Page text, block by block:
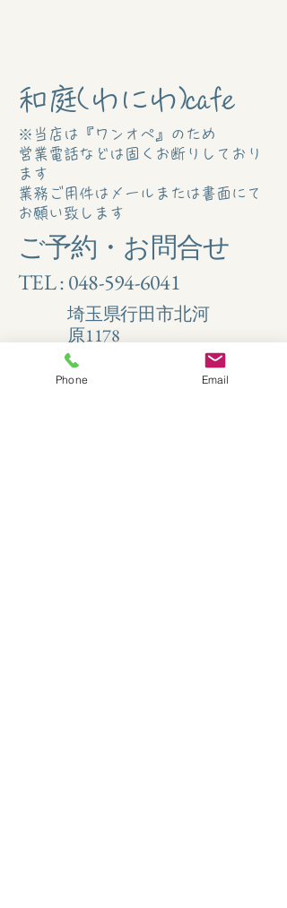
和庭(わにわ)cafe
※当店は『ワンオペ』のため
営業電話などは固くお断りしており
ます
業務ご用件はメールまたは書面にて
お願い致します
ご予約・お問合せ
TEL :048-594-6041
埼玉県行田市北河
原1178
s260gts.ilm@gmail.com
Phone Email